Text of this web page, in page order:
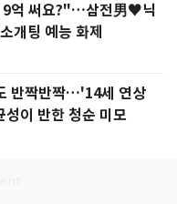
9억 써요?"…삼전男♥닉
개팅 예능 화제
반짝반짝…'14세 연상
성이 반한 청순 미모